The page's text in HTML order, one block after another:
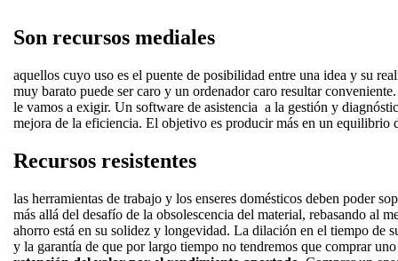
Son recursos mediales
aquellos cuyo uso es el puente de posibilidad entre una idea y su
muy barato puede ser caro y un ordenador caro resultar
le vamos a exigir. Un software de asistencia a la gestión y
mejora de la eficiencia. El objetivo es producir más en un equilibrio
Recursos resistentes
las herramientas de trabajo y los enseres domésticos deben poder
más allá del desafío de la obsolescencia del material, rebasando al
ahorro está en su solidez y longevidad. La dilación en el tiempo de
y la garantía de que por largo tiempo no tendremos que comprar